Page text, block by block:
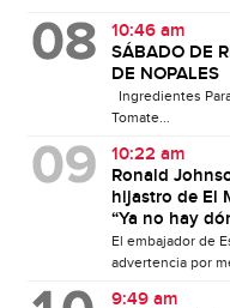
10:46 am
SÁBADO DE
DE NOPALES
Ingredientes
Tomate...
10:22 am
Ronald
hijastro de El
“Ya no hay
El embajador de
advertencia por
9:49 am